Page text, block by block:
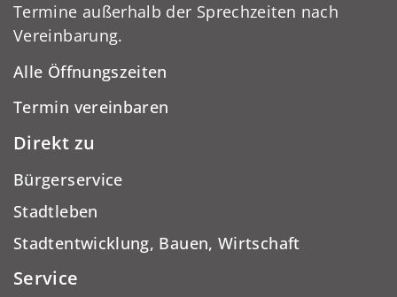
Termine außerhalb der Sprechzeiten nach
Vereinbarung.
Alle Öffnungszeiten
Termin vereinbaren
Direkt zu
Bürgerservice
Stadtleben
Stadtentwicklung, Bauen, Wirtschaft
Service